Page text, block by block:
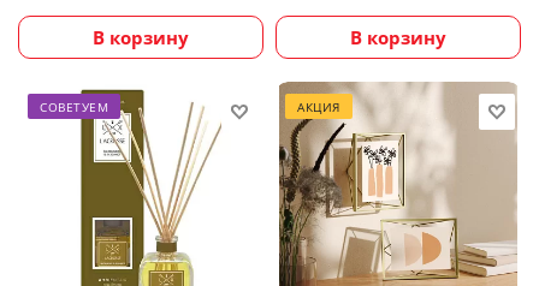
В корзину В корзину
СОВЕТУЕМ АКЦИЯ